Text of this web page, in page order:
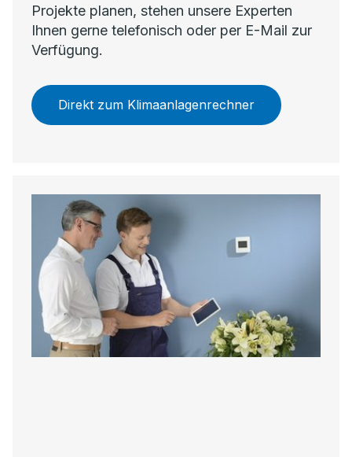
Projekte planen, stehen unsere Experten
Ihnen gerne telefonisch oder per E-Mail zur
Verfügung.
Direkt zum Klimaanlagenrechner